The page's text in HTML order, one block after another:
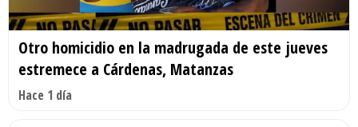
Otro homicidio en la madrugada de este jueves
estremece a Cárdenas, Matanzas
Hace 1 día